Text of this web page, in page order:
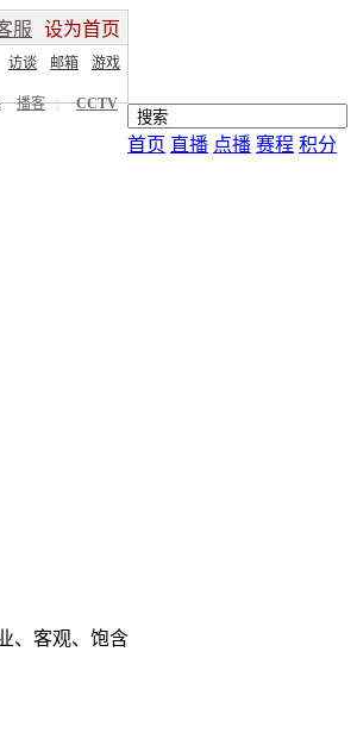
服 设为首页
访谈 邮箱 游戏
播客 |
CCTV
首页 直播 点播 赛程 积分
、客观、饱含